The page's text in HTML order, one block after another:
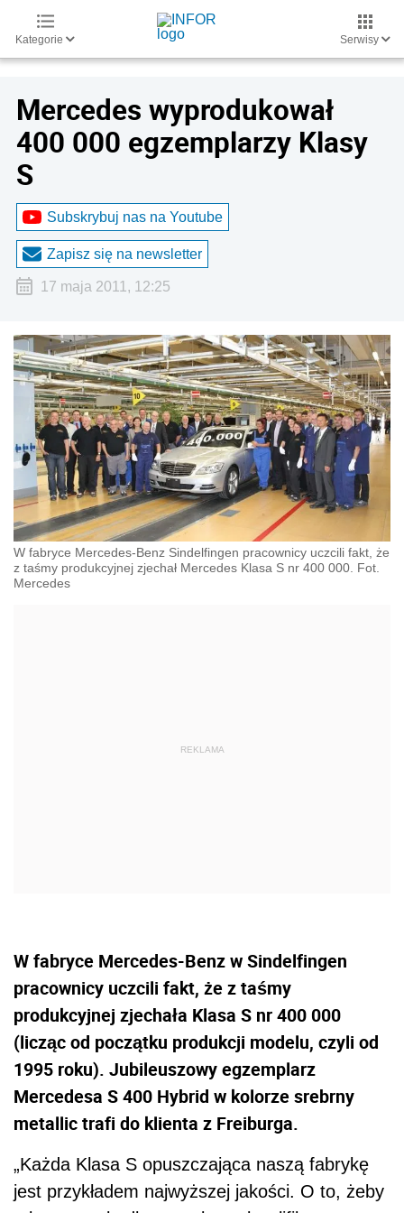
Kategorie Serwisy
Mercedes wyprodukował
400 000 egzemplarzy Klasy
S
Subskrybuj nas na Youtube
Zapisz się na newsletter
17 maja 2011, 12:25
W fabryce Mercedes-Benz Sindelfingen pracownicy uczcili fakt, że
z taśmy produkcyjnej zjechał Mercedes Klasa S nr 400 000. Fot.
Mercedes
W fabryce Mercedes-Benz w Sindelfingen
pracownicy uczcili fakt, że z taśmy
produkcyjnej zjechała Klasa S nr 400 000
(licząc od początku produkcji modelu, czyli od
1995 roku). Jubileuszowy egzemplarz
Mercedesa S 400 Hybrid w kolorze srebrny
metallic trafi do klienta z Freiburga.
„Każda Klasa S opuszczająca naszą fabrykę
jest przykładem najwyższej jakości. O to, żeby